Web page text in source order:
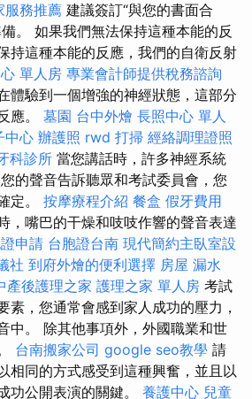
服務推薦 建議簽訂“與您的書面合
。 如果我們無法保持這種本能的反
持這種本能的反應，我們的自衛反射
單人房 專業會計師提供稅務諮詢
體驗到一個增強的神經狀態，這部分
應。 墓園 台中外燴 長照中心 單人
中心 辦護照 rwd 打掃 經絡調理證照
科診所 當您講話時，許多神經系統
的聲音告訴聽眾和考試委員會，您
定。 按摩療程介紹 餐盒 假牙費用
，嘴巴的干燥和吱吱作響的聲音表達
申請 台胞證台南 現代簡約主臥室設
社 到府外燴的便利選擇 房屋 漏水
產後護理之家 護理之家 單人房 考試
素，您通常會感到家人成功的壓力，
中。 除其他事項外，外國職業和世
台南搬家公司 google seo教學 請
相同的方式感受到這種興奮，並且以
功公開表演的關鍵。 養護中心 兒童